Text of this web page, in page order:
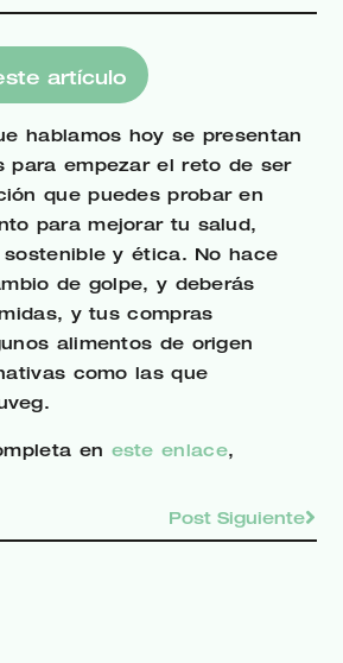
artículo
hablamos hoy se presentan
para empezar el reto de ser
que puedes probar en
para mejorar tu salud,
y ética. No hace
de golpe, y deberás
y tus compras
alimentos de origen
como las que
en este enlace,
Post Siguiente